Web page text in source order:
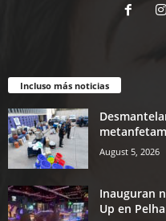
Incluso más noticias
August 5, 2026
Inauguran
Up en